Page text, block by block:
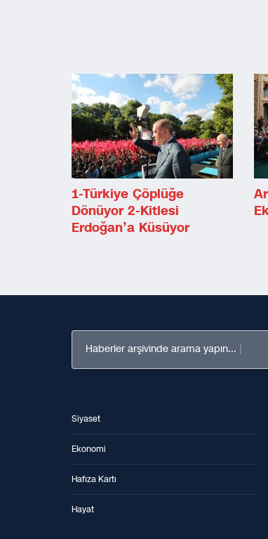
1-Türkiye Çöplüğe
Dönüyor 2-Kitlesi
Erdoğan’a Küsüyor
Haberler arşivinde arama yapın...
Siyaset
Ekonomi
Hafıza Kartı
Hayat